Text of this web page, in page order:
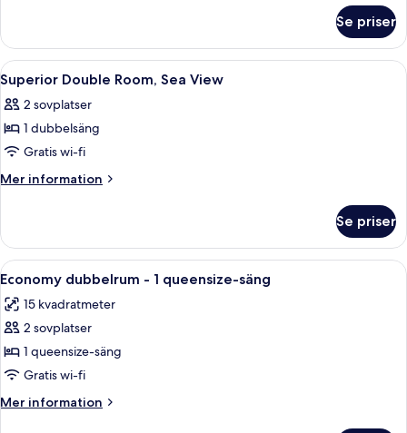
-
utsikt
mot
trädgården
Se priser
Öppna
alla
foton
för
Superior
Double
View
Ett sovrum med en säng, ett
26
Superior Double Room, Sea View
2 sovplatser
1 dubbelsäng
Gratis wi-fi
Mer information
Mer
Double
Room,
Sea
Se priser
Öppna
alla
foton
för
Economy
dubbelrum
-
1
Ett sovrum med en säng,
7
Economy dubbelrum - 1 queensize-säng
15 kvadratmeter
2 sovplatser
1 queensize-säng
Gratis wi-fi
Mer information
Mer